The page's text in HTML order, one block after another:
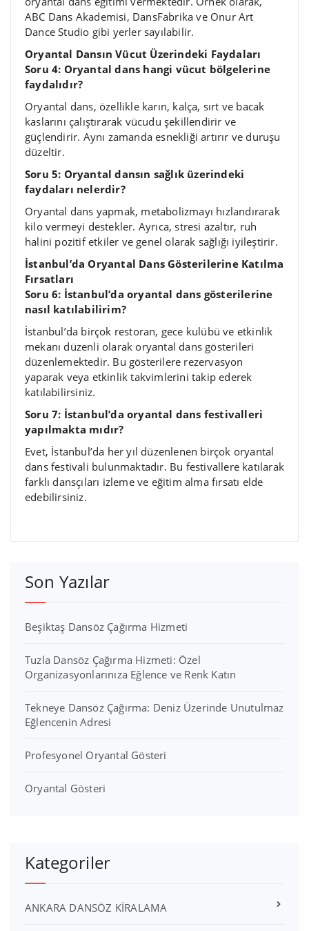
ABC Dans Akademisi, DansFabrika ve Onur Art
Dance Studio gibi yerler sayılabilir.
Oryantal Dansın Vücut Üzerindeki Faydaları
Soru 4: Oryantal dans hangi vücut bölgelerine
faydalıdır?
Oryantal dans, özellikle karın, kalça, sırt ve bacak
kaslarını çalıştırarak vücudu şekillendirir ve
güçlendirir. Aynı zamanda esnekliği artırır ve duruşu
düzeltir.
Soru 5: Oryantal dansın sağlık üzerindeki
faydaları nelerdir?
Oryantal dans yapmak, metabolizmayı hızlandırarak
kilo vermeyi destekler. Ayrıca, stresi azaltır, ruh
halini pozitif etkiler ve genel olarak sağlığı iyileştirir.
İstanbul’da Oryantal Dans Gösterilerine Katılma
Fırsatları
Soru 6: İstanbul’da oryantal dans gösterilerine
nasıl katılabilirim?
İstanbul’da birçok restoran, gece kulübü ve etkinlik
mekanı düzenli olarak oryantal dans gösterileri
düzenlemektedir. Bu gösterilere rezervasyon
yaparak veya etkinlik takvimlerini takip ederek
katılabilirsiniz.
Soru 7: İstanbul’da oryantal dans festivalleri
yapılmakta mıdır?
Evet, İstanbul’da her yıl düzenlenen birçok oryantal
dans festivali bulunmaktadır. Bu festivallere katılarak
farklı dansçıları izleme ve eğitim alma fırsatı elde
edebilirsiniz.
Son Yazılar
Beşiktaş Dansöz Çağırma Hizmeti
Tuzla Dansöz Çağırma Hizmeti: Özel
Organizasyonlarınıza Eğlence ve Renk Katın
Tekneye Dansöz Çağırma: Deniz Üzerinde Unutulmaz
Eğlencenin Adresi
Profesyonel Oryantal Gösteri
Oryantal Gösteri
Kategoriler
ANKARA DANSÖZ KİRALAMA